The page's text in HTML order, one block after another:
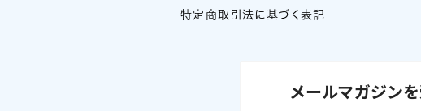
特定商取引法に基づく表記
メールマガジン